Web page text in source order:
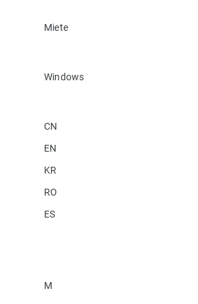
Miete
Windows
CN
EN
KR
RO
ES
M